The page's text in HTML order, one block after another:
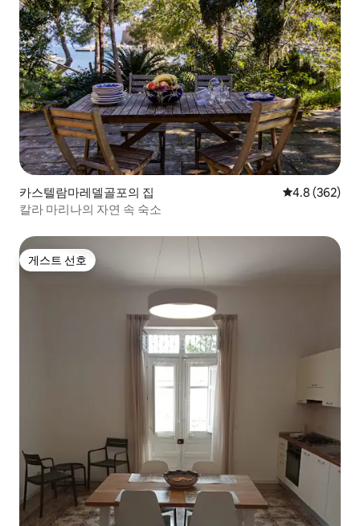
카스텔람마레델골포의 집 평점 4.8점(5
4.8 (362)
칼라 마리나의 자연 속 숙소
게스트 선호
게스트 선호